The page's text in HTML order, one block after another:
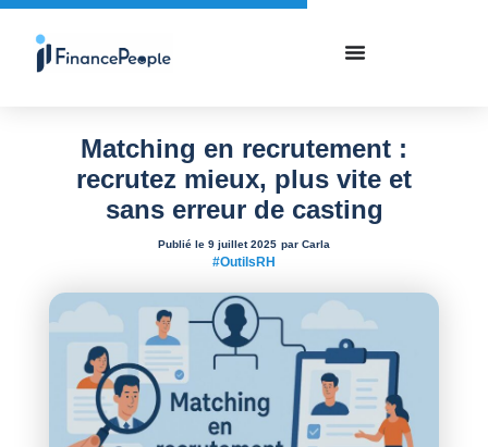
Matching en recrutement :
recrutez mieux, plus vite et
sans erreur de casting
Publié le 9 juillet 2025 par Carla
#OutilsRH